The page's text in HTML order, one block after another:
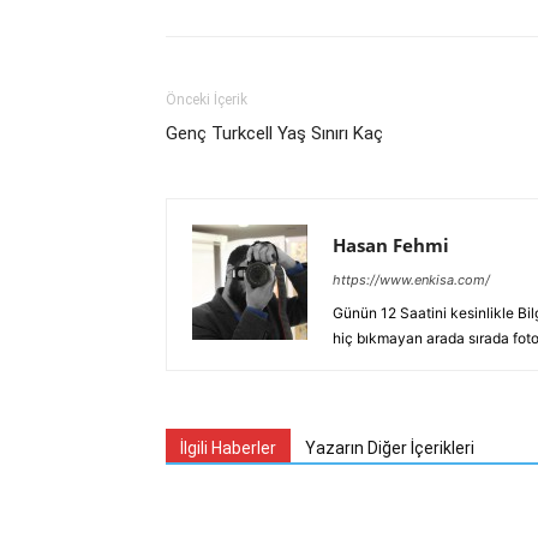
Önceki İçerik
Genç Turkcell Yaş Sınırı Kaç
Hasan Fehmi
https://www.enkisa.com/
Günün 12 Saatini kesinlikle
hiç bıkmayan arada sırada
İlgili Haberler Yazarın Diğer İçerikleri